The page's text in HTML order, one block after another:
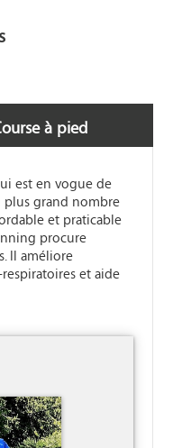
à pied
est en vogue de
plus grand nombre
et praticable
procure
Il améliore
et aide